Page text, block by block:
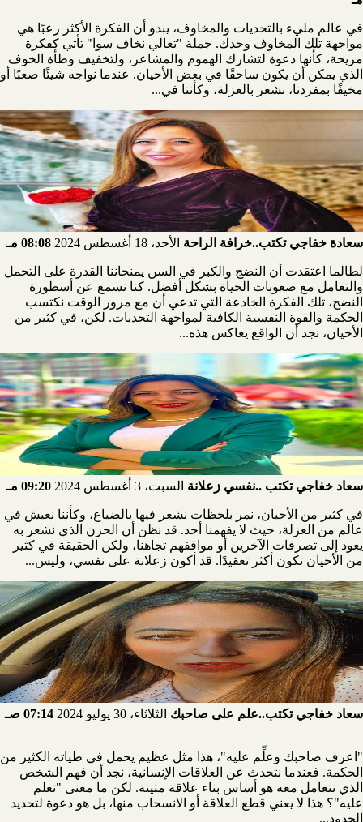
في عالم مليء بالتحديات والمخاوف، يبدو أن الفكرة الأكثر رعبًا هي
مواجهة تلك المخاوف وحدك. جملة "تعالي نخاف سوا" تأتي كفكرة
مريحة، كأنها دعوة لتشارك الهموم والمشاعر، ولتخفيف وطأة الخوف
الذي يمكن أن يكون ساحقًا في بعض الأحيان. عندما نواجه شيئًا صعبًا أو
مخيفًا بمفردنا، نشعر بالعزلة، وكأننا في...
سعادة خفاجي تكتب..خرافة الراحة الأحد، 18 أغسطس 2024 08:08 مـ
لطالما اعتقدت أن النضج والكبر في السن يمنحاننا القدرة على التحمل
والتعامل مع صعوبات الحياة بشكل أفضل. كنا نسمع عن أسطورة
النضج، تلك الفكرة الخادعة التي تدعي أن مع مرور الوقت نكتسب
الحكمة والقوة النفسية الكافية لمواجهة التحديات. لكن، في كثير من
الأحيان، نجد أن الواقع يعاكس هذه...
سعاد خفاجي تكتب ..نفسي زعلانة السبت، 3 أغسطس 2024 09:20 مـ
في كثير من الأحيان، نمر بلحظات نشعر فيها بالضياع، وكأننا نعيش في
عالم من العزلة، حيث لا يفهمنا أحد. قد نظن أن الحزن الذي نشعر به
يعود إلى تصرفات الآخرين أو مواقفهم تجاهنا، ولكن الحقيقة في كثير
من الأحيان تكون أكثر تعقيدًا. قد أكون زعلانة على نفسي، وليس...
سعاد خفاجي تكتب..علم على صاحبك الثلاثاء، 30 يوليو 2024 07:14 صـ
"اعرف صاحبك وعلِّم عليه"، هذا مثل عظيم يحمل في طياته الكثير من
الحكمة. فعندما نتحدث عن العلاقات الإنسانية، نجد أن فهم الشخص
الذي نتعامل معه هو أساس بناء علاقة متينة. لكن ما معنى "تعلم
عليه"؟ هذا لا يعني قطع العلاقة أو الانسحاب منها، بل هو دعوة لتحديد
الحدود...